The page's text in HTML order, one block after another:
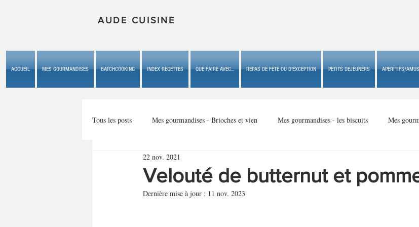
AUDE CUISINE
ACCUEIL MES GOURMANDISES BATCHCOOKING INDEX RECETTES QUE FAIRE AVEC... REPAS DE FETE OU D'EXCEPTION PETITS DEJEUNERS APERITIFS/
Tous les posts Mes gourmandises - Brioches et vien Mes gourmandises - les biscuits Mes
Mes gourmandises - les gâteaux du b
Mes gourmandises - plaisirs d'enfan
Velouté de butternut et
22 nov. 2021
Dernière mise à jour : 11 nov. 2023